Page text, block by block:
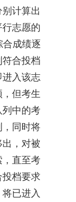
计算出
志愿的
成绩逐
合投档
入该志
但考生
中的考
同时将
，对被
直至考
档要求
已进入